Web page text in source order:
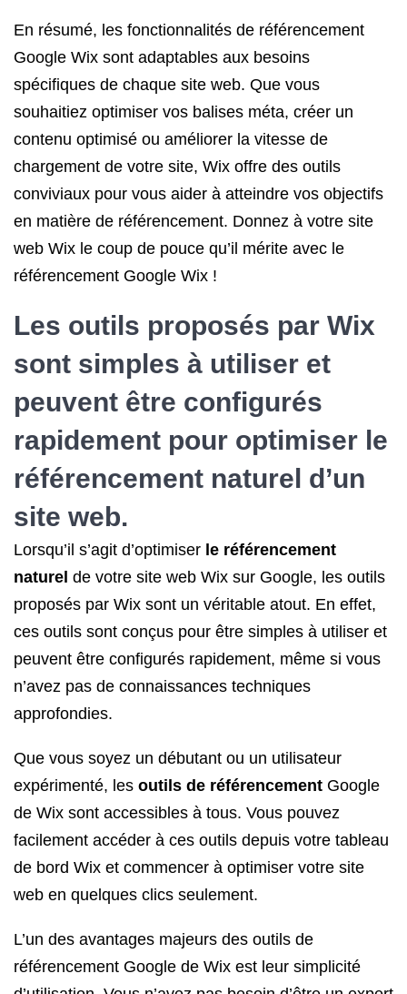
En résumé, les fonctionnalités de référencement
Google Wix sont adaptables aux besoins
spécifiques de chaque site web. Que vous
souhaitiez optimiser vos balises méta, créer un
contenu optimisé ou améliorer la vitesse de
chargement de votre site, Wix offre des outils
conviviaux pour vous aider à atteindre vos objectifs
en matière de référencement. Donnez à votre site
web Wix le coup de pouce qu’il mérite avec le
référencement Google Wix !
Les outils proposés par Wix
sont simples à utiliser et
peuvent être configurés
rapidement pour optimiser le
référencement naturel d’un
site web.
Lorsqu’il s’agit d’optimiser le référencement
naturel de votre site web Wix sur Google, les outils
proposés par Wix sont un véritable atout. En effet,
ces outils sont conçus pour être simples à utiliser et
peuvent être configurés rapidement, même si vous
n’avez pas de connaissances techniques
approfondies.
Que vous soyez un débutant ou un utilisateur
expérimenté, les outils de référencement Google
de Wix sont accessibles à tous. Vous pouvez
facilement accéder à ces outils depuis votre tableau
de bord Wix et commencer à optimiser votre site
web en quelques clics seulement.
L’un des avantages majeurs des outils de
référencement Google de Wix est leur simplicité